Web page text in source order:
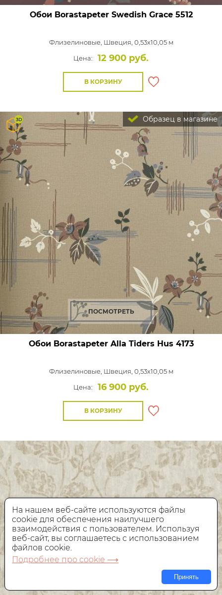
Обои Borastapeter Swedish Grace5512
Флизелиновые, Швеция, 0,53x10,05 м
Цена:
12 900 руб.
В КОРЗИНУ
Образец в магазине
ПОСМОТРЕТЬ
Обои Borastapeter Alla Tiders Hus 4173
Флизелиновые, Швеция, 0,53x10,05 м
Цена:
16 900 руб.
В КОРЗИНУ
На нашем веб-сайте используются файлы
cookie для обеспечения наилучшего
взаимодействия с пользователем. Используя
веб-сайт, вы соглашаетесь с использованием
файлов cookie.
Подробнее про cookie ⟶
Принять